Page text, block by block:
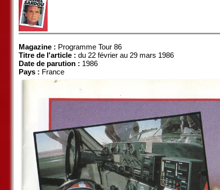
Magazine : Programme Tour 86
Titre de l'article : du 22 février au 29 mars 1986
Date de parution : 1986
Pays : France